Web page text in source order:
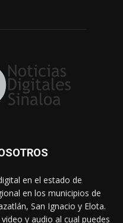
en el estado de
en los municipios de
San Ignacio y Elota.
y audio al cual puedes